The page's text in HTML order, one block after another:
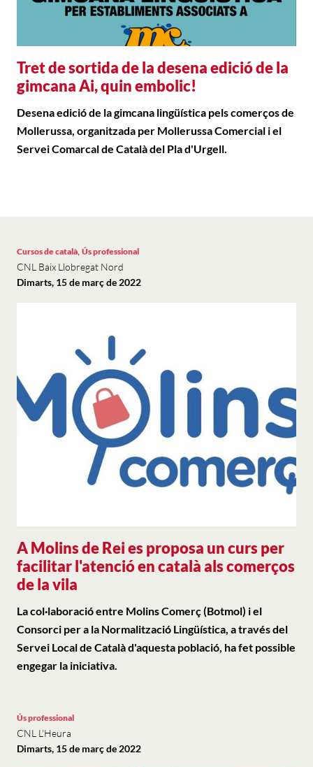
Tret de sortida de la desena edició de la
gimcana Ai, quin embolic!
Desena edició de la gimcana lingüística pels comerços de
Mollerussa, organitzada per Mollerussa Comercial i el
Servei Comarcal de Català del Pla d'Urgell.
A Molins de Rei es proposa un curs per
facilitar l'atenció en català als comerços
de la vila
Cursos de català, Ús professional
CNL Baix Llobregat Nord
Dimarts, 15 de març de 2022
La col·laboració entre Molins Comerç (Botmol) i el
Consorci per a la Normalització Lingüística, a través del
Servei Local de Català d'aquesta població, ha fet possible
engegar la iniciativa.
Ús professional
CNL L'Heura
Dimarts, 15 de març de 2022